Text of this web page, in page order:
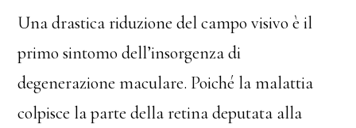
Una drastica riduzione del campo visivo è il
primo sintomo dell’insorgenza di
degenerazione maculare. Poiché la malattia
colpisce la parte della retina deputata alla